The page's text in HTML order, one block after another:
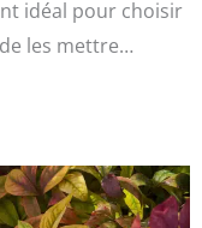
idéal pour choisir
les mettre…